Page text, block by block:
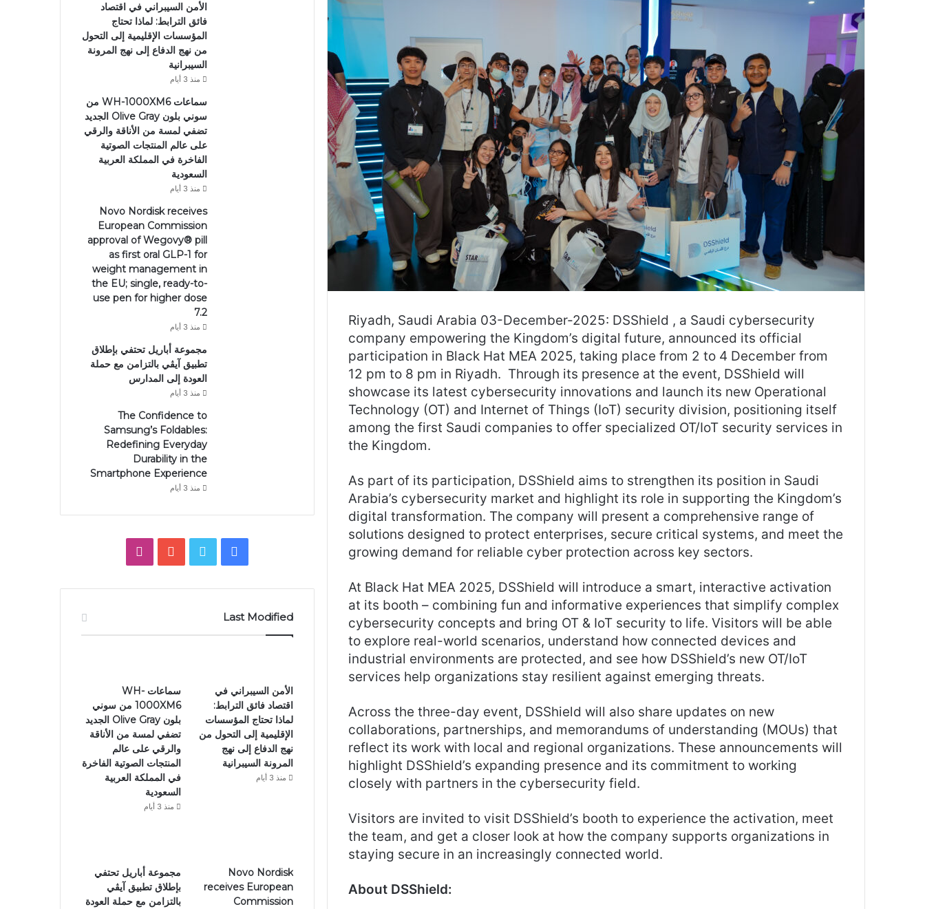
Riyadh, Saudi Arabia 03-December-2025: DSShield , a Saudi cybersecurity
company empowering the Kingdom’s digital future, announced its official
participation in Black Hat MEA 2025, taking place from 2 to 4 December from
12 pm to 8 pm in Riyadh. Through its presence at the event, DSShield will
showcase its latest cybersecurity innovations and launch its new Operational
Technology (OT) and Internet of Things (IoT) security division, positioning itself
among the first Saudi companies to offer specialized OT/IoT security services in
the Kingdom.
As part of its participation, DSShield aims to strengthen its position in Saudi
Arabia’s cybersecurity market and highlight its role in supporting the Kingdom’s
digital transformation. The company will present a comprehensive range of
solutions designed to protect enterprises, secure critical systems, and meet the
growing demand for reliable cyber protection across key sectors.
At Black Hat MEA 2025, DSShield will introduce a smart, interactive activation
at its booth – combining fun and informative experiences that simplify complex
cybersecurity concepts and bring OT & IoT security to life. Visitors will be able
to explore real-world scenarios, understand how connected devices and
industrial environments are protected, and see how DSShield’s new OT/IoT
services help organizations stay resilient against emerging threats.
Across the three-day event, DSShield will also share updates on new
collaborations, partnerships, and memorandums of understanding (MOUs) that
reflect its work with local and regional organizations. These announcements will
highlight DSShield’s expanding presence and its commitment to working
closely with partners in the cybersecurity field.
Visitors are invited to visit DSShield’s booth to experience the activation, meet
the team, and get a closer look at how the company supports organizations in
staying secure in an increasingly connected world.
About DSShield:
الأمن السيبراني في اقتصاد
فائق الترابط: لماذا تحتاج
المؤسسات الإقليمية إلى التحول
من نهج الدفاع إلى نهج المرونة
السيبرانية
منذ 3 أيام
سماعات WH-1000XM6 من
سوني بلون Olive Gray الجديد
تضفي لمسة من الأناقة والرقي
على عالم المنتجات الصوتية
الفاخرة في المملكة العربية
السعودية
منذ 3 أيام
Novo Nordisk receives
European Commission
approval of Wegovy®️ pill
as first oral GLP-1 for
weight management in
the EU; single, ready-to-
use pen for higher dose
7.2
منذ 3 أيام
مجموعة أباريل تحتفي بإطلاق
تطبيق آيڤي بالتزامن مع حملة
العودة إلى المدارس
منذ 3 أيام
The Confidence to
Samsung’s Foldables:
Redefining Everyday
Durability in the
Smartphone Experience
منذ 3 أيام
فيسبوكتويتر يوتيوبانستقرام
Last Modified
الأمن السيبراني في
اقتصاد فائق الترابط:
لماذا تحتاج المؤسسات
الإقليمية إلى التحول من
نهج الدفاع إلى نهج
المرونة السيبرانية
منذ 3 أيام
سماعات WH-
1000XM6 من سوني
بلون Olive Gray الجديد
تضفي لمسة من الأناقة
والرقي على عالم
المنتجات الصوتية الفاخرة
في المملكة العربية
السعودية
منذ 3 أيام
Novo Nordisk
receives European
Commission
مجموعة أباريل تحتفي
بإطلاق تطبيق آيڤي
بالتزامن مع حملة العودة